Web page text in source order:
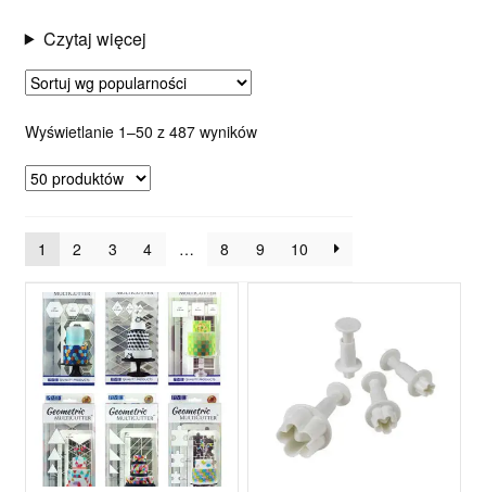
Czytaj więcej
Wyświetlanie 1–50 z 487 wynikówPosortowane
1 2 3 4 … 8 9 10